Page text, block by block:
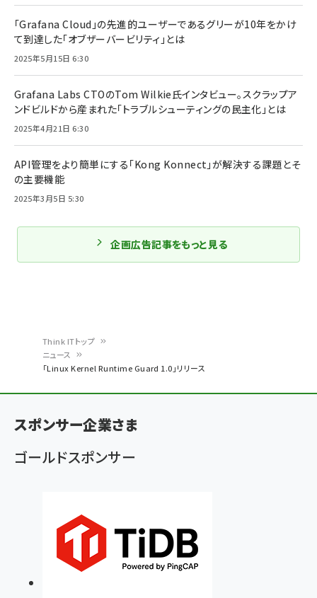
ン
く
ず
Think ITトップ
ニュース
「Linux Kernel Runtime Guard 1.0」リリース
「Grafana Cloud」の先進的ユーザーであるグリーが10年をかけ
て到達した「オブザーバービリティ」とは
2025年5月15日 6:30
Grafana Labs CTOのTom Wilkie氏インタビュー。スクラップア
ンドビルドから産まれた「トラブルシューティングの民主化」とは
2025年4月21日 6:30
API管理をより簡単にする「Kong Konnect」が解決する課題とそ
の主要機能
2025年3月5日 5:30
企画広告記事をもっと見る
スポンサー企業さま
ゴールドスポンサー